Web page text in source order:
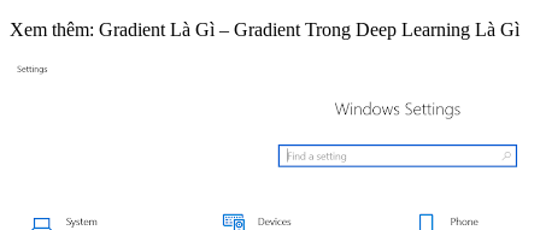
Xem thêm: Gradient Là Gì – Gradient Trong Deep Learning Là Gì